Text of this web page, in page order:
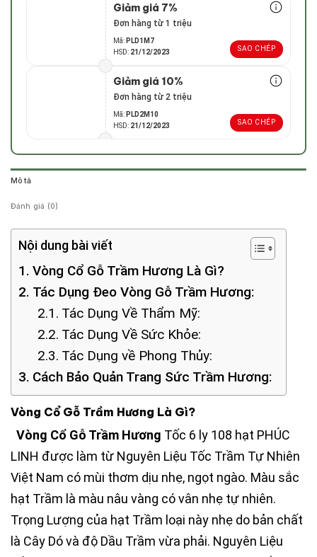
Giảm giá 7%
Đơn hàng từ 1 triệu
Mã: PLD1M7
HSD: 21/12/2023 SAO CHÉP
Giảm giá 10%
Đơn hàng từ 2 triệu
Mã: PLD2M10
HSD: 21/12/2023 SAO CHÉP
Mô tả
Đánh giá (0)
Nội dung bài viết
Vòng Cổ Gỗ Trầm Hương Là Gì?
Tác Dụng Đeo Vòng Gỗ Trầm Hương:
Tác Dụng Về Thẩm Mỹ:
Tác Dụng Về Sức Khỏe:
Tác Dụng về Phong Thủy:
Cách Bảo Quản Trang Sức Trầm Hương:
Vòng Cổ Gỗ Trầm Hương Là Gì?
Vòng Cổ Gỗ Trầm Hương Tốc 6 ly 108 hạt PHÚC
LINH được làm từ Nguyên Liệu Tốc Trầm Tự Nhiên
Việt Nam có mùi thơm dịu nhẹ, ngọt ngào. Màu sắc
hạt Trầm là màu nâu vàng có vân nhẹ tự nhiên.
Trọng Lượng của hạt Trầm loại này nhẹ do bản chất
là Cây Dó và độ Dầu Trầm vừa phải. Nguyên Liệu